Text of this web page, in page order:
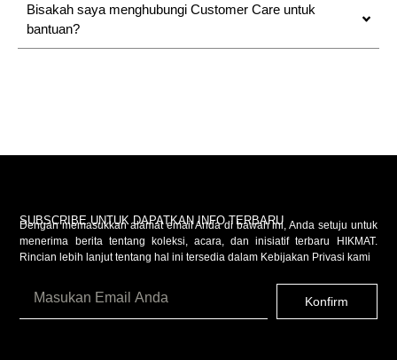
Bisakah saya menghubungi Customer Care untuk
bantuan?
SUBSCRIBE UNTUK DAPATKAN INFO TERBARU
Dengan memasukkan alamat email Anda di bawah ini, Anda setuju untuk
menerima berita tentang koleksi, acara, dan inisiatif terbaru HIKMAT.
Rincian lebih lanjut tentang hal ini tersedia dalam Kebijakan Privasi kami
Konfirm